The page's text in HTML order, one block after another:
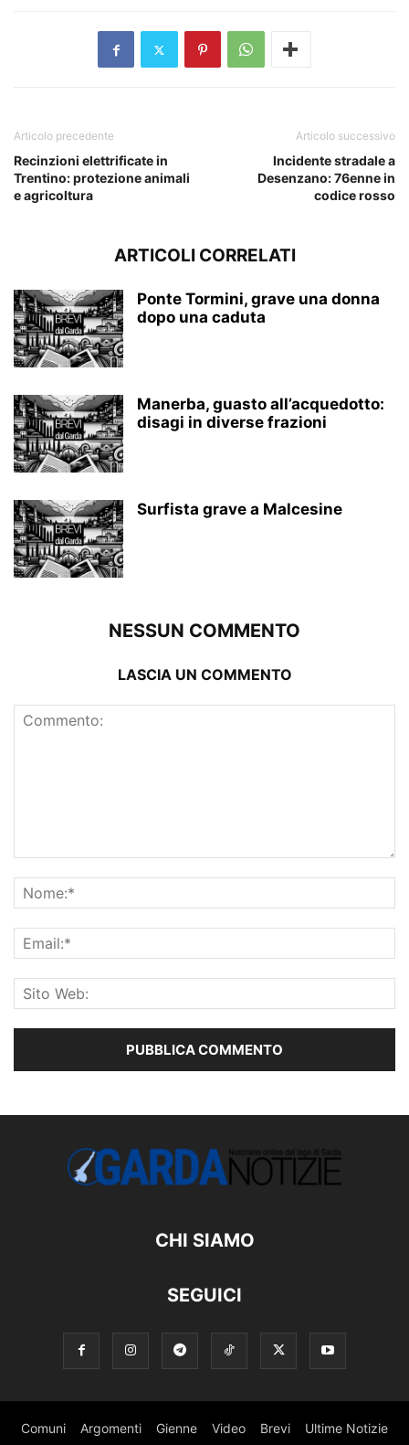
Articolo precedente
Recinzioni elettrificate in
Trentino: protezione animali
e agricoltura
Articolo successivo
Incidente stradale a
Desenzano: 76enne in
codice rosso
ARTICOLI CORRELATI
Ponte Tormini, grave una donna
dopo una caduta
Manerba, guasto all’acquedotto:
disagi in diverse frazioni
Surfista grave a Malcesine
NESSUN COMMENTO
LASCIA UN COMMENTO
CHI SIAMO
SEGUICI
Comuni Argomenti Gienne Video Brevi Ultime Notizie